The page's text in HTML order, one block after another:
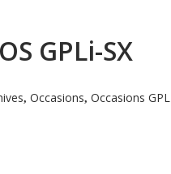
GPLi-SX
, Occasions, Occasions GPL